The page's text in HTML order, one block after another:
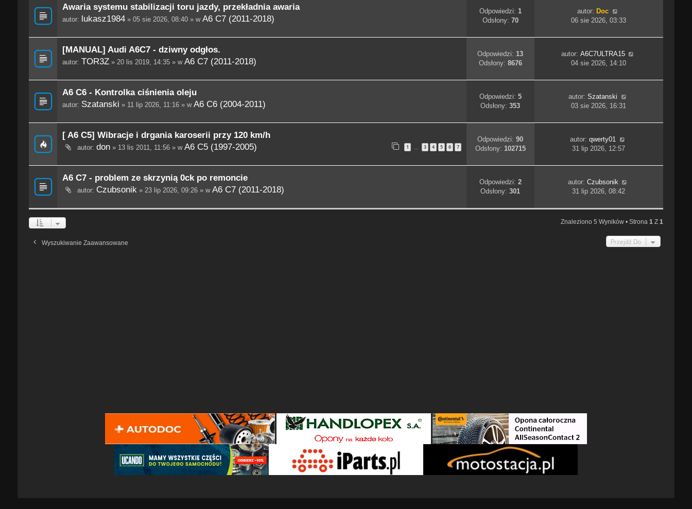
Awaria systemu stabilizacji toru jazdy, przekładnia awaria
autor: lukasz1984» 05 sie 2026, 08:40 » w A6 C7 (2011-2018)
Odpowiedzi: 1
Odsłony: 70
autor: Doc
06 sie 2026, 03:33
[MANUAL] Audi A6C7 - dziwny odgłos.
autor: TOR3Z» 20 lis 2019, 14:35 » w A6 C7 (2011-2018)
Odpowiedzi:13
Odsłony: 8676
autor: A6C7ULTRA15
04 sie 2026, 14:10
A6 C6 - Kontrolka ciśnienia oleju
autor: Szatanski » 11 lip 2026, 11:16 » w A6 C6 (2004-2011)
Odpowiedzi: 5
Odsłony:353
autor:Szatanski
03 sie 2026, 16:31
[ A6 C5] Wibracje i drgania karoserii przy 120 km/h
autor: don» 13 lis 2011, 11:56 » w A6 C5 (1997-2005) 1 … 3 4 5 6 7
Odpowiedzi:90
Odsłony: 102715
autor:qwerty01
31 lip 2026, 12:57
A6 C7 - problem ze skrzynią 0ck po remoncie
autor: Czubsonik» 23 lip 2026, 09:26 » w A6 C7 (2011-2018)
Odpowiedzi: 2
Odsłony:301
autor: Czubsonik
31 lip 2026, 08:42
Znaleziono 5 Wyników • Strona1 Z1
Wyszukiwanie Zaawansowane Przejdź Do